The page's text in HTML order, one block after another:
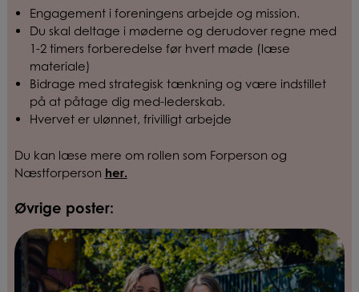
Engagement i foreningens arbejde og mission.
Du skal deltage i møderne og derudover regne med
1-2 timers forberedelse før hvert møde (læse
materiale)
Bidrage med strategisk tænkning og være indstillet
på at påtage dig med-lederskab.
Hvervet er ulønnet, frivilligt arbejde
Du kan læse mere om rollen som Forperson og
Næstforperson her.
Øvrige poster: